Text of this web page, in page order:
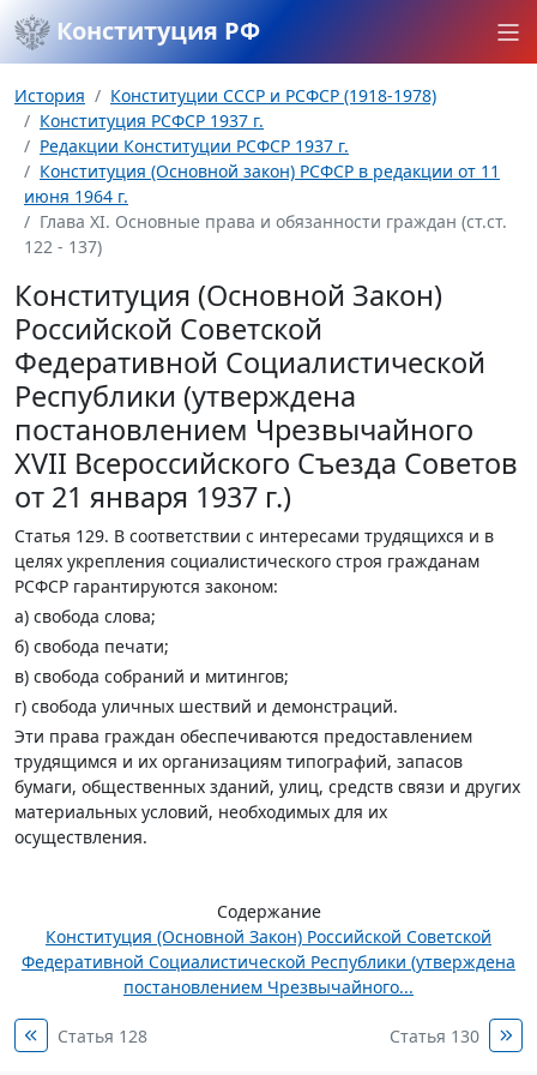
Конституция РФ
История
Конституции СССР и РСФСР (1918-1978)
Конституция РСФСР 1937 г.
Редакции Конституции РСФСР 1937 г.
Конституция (Основной закон) РСФСР в редакции от 11
июня 1964 г.
Глава XI. Основные права и обязанности граждан (ст.ст.
122 - 137)
Конституция (Основной Закон)
Российской Советской
Федеративной Социалистической
Республики (утверждена
постановлением Чрезвычайного
XVII Всероссийского Съезда Советов
от 21 января 1937 г.)
Статья 129. В соответствии с интересами трудящихся и в
целях укрепления социалистического строя гражданам
РСФСР гарантируются законом:
а) свобода слова;
б) свобода печати;
в) свобода собраний и митингов;
г) свобода уличных шествий и демонстраций.
Эти права граждан обеспечиваются предоставлением
трудящимся и их организациям типографий, запасов
бумаги, общественных зданий, улиц, средств связи и других
материальных условий, необходимых для их
осуществления.
Содержание
Конституция (Основной Закон) Российской Советской
Федеративной Социалистической Республики (утверждена
постановлением Чрезвычайного...
Статья 128 Статья 130